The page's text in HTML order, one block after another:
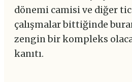
dönemi camisi ve diğer
çalışmalar bittiğinde
zengin bir kompleks
kanıtı.